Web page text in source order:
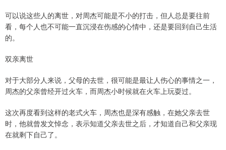
可以说这些人的离世，对周杰可能是不小的打击，但人总是要往前
看，每个人也不可能一直沉浸在伤感的心情中，还是要回到自己生活
的。
双亲离世
对于大部分人来说，父母的去世，很可能是最让人伤心的事情之一，
周杰的父亲曾经开过火车，而周杰小时候就在火车上玩耍过。
这次再度看到这样的老式火车，周杰也是深有感触，在她父亲去世
时，他就曾发文悼念，表示知道父亲去世之后，才知道自己和父亲现
在就剩下自己了。